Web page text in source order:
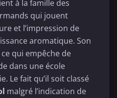
à la famille des
qui jouent
et l’impression de
aromatique. Son
ce qui empêche de
dans une école
Le fait qu’il soit classé
malgré l’indication de